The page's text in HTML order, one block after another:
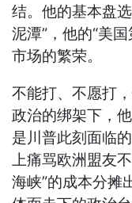
结。他的基本盘
泥潭”，他的“美
市场的繁荣。
不能打、不愿打
政治的绑架下，
是川普此刻面临
上痛骂欧洲盟友
海峡”的成本分摊